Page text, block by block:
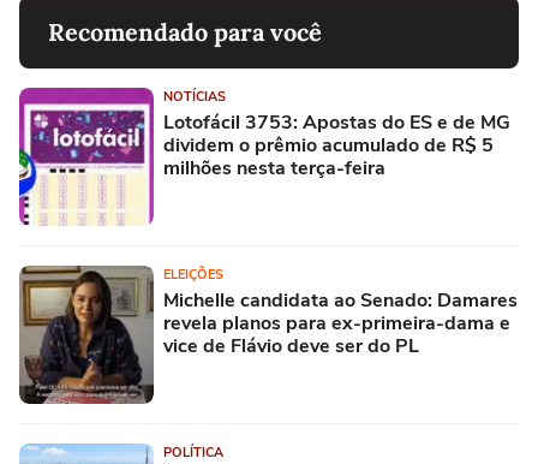
Recomendado para você
NOTÍCIAS
Lotofácil 3753: Apostas do ES e de MG
dividem o prêmio acumulado de R$ 5
milhões nesta terça-feira
ELEIÇÕES
Michelle candidata ao Senado: Damares
revela planos para ex-primeira-dama e
vice de Flávio deve ser do PL
POLÍTICA